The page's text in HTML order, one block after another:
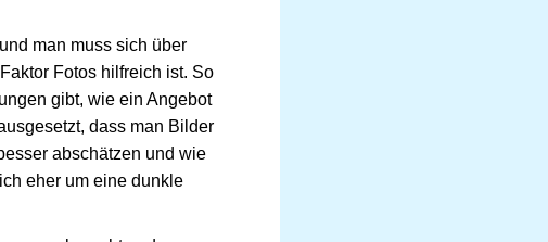
man muss sich über
Fotos hilfreich ist. So
gibt, wie ein Angebot
dass man Bilder
abschätzen und wie
eher um eine dunkle